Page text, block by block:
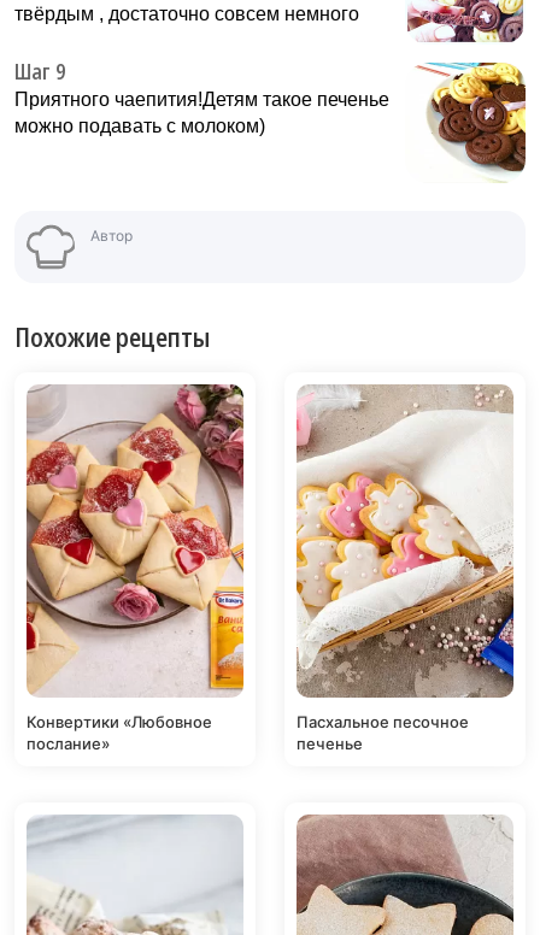
твёрдым , достаточно совсем немного
Шаг 9
Приятного чаепития!Детям такое печенье
можно подавать с молоком)
Автор
Похожие рецепты
Конвертики «Любовное
послание»
Пасхальное песочное
печенье